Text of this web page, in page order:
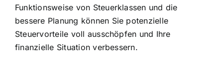
Funktionsweise von Steuerklassen und die
bessere Planung können Sie potenzielle
Steuervorteile voll ausschöpfen und Ihre
finanzielle Situation verbessern.